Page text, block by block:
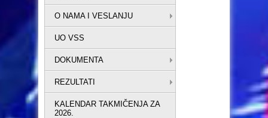
O NAMA I VESLANJU
UO VSS
DOKUMENTA
REZULTATI
KALENDAR TAKMIČENJA ZA
2026.